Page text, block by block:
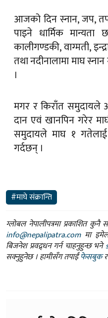
आजको दिन स्नान, जप,
पाइने धार्मिक
कालीगण्डकी, वाग्मती,
तथा नदीनालामा माघ
।
मगर र किराँत समुदायले
दान एवं खानपिन गरेर
समुदायले माघ १
गर्दछन् ।
#माघे संक्रान्ति
ग्लोबल नेपालीपत्रमा प्रकाशित कुनै
info@nepalipatra.comमा
बिजनेश प्रवद्र्धन गर्न चाहनुहुन्छ भने
सक्नुहुनेछ । हामीसँग तपाईंफेसबुकर